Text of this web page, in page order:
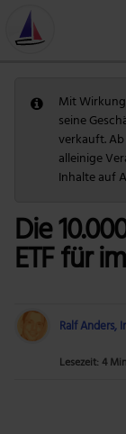
Mit
seine
verkauft.
alleinige
Inhalte auf
Die
ETF für
Ralf Anders,
Lesezeit: 4